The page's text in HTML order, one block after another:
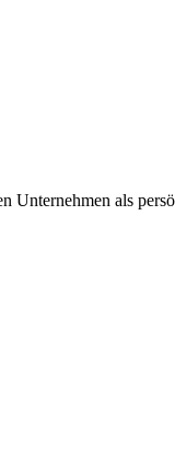
als